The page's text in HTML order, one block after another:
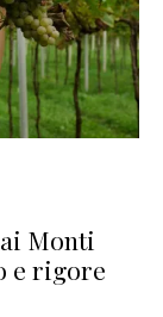
Monti
e rigore